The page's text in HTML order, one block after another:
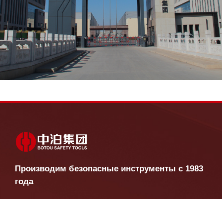
Производим безопасные инструменты с 1983
года